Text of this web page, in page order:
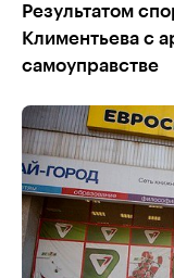
Результатом
Климентьева с
самоуправстве